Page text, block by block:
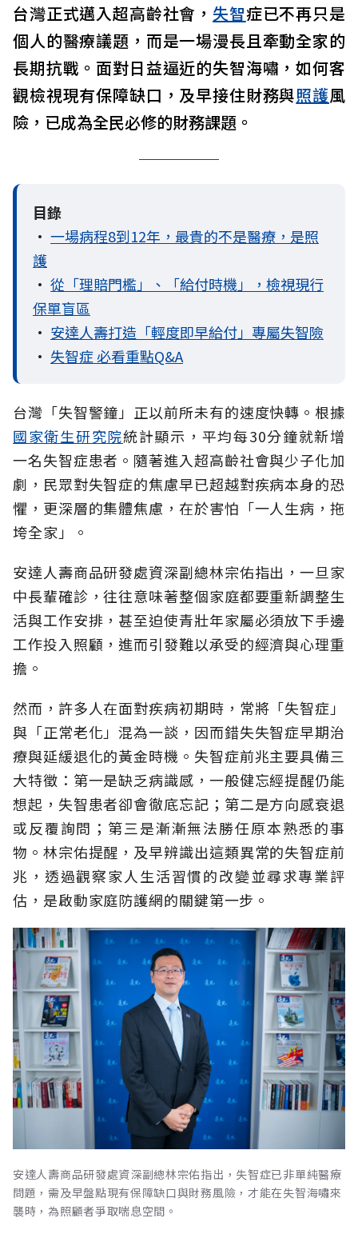
台灣正式邁入超高齡社會， 失智症已不再只是
個人的醫療議題，而是一場漫長且牽動全家的
長期抗戰。面對日益逼近的失智海嘯，如何客
觀檢視現有保障缺口，及早接住財務與照護風
險，已成為全民必修的財務課題。
目錄
• 一場病程8到12年，最貴的不是醫療，是照
護
• 從「理賠門檻」、「給付時機」，檢視現行
保單盲區
• 安達人壽打造「輕度即早給付」專屬失智險
• 失智症 必看重點Q&A
台灣「失智警鐘」正以前所未有的速度快轉。根據
國家衛生研究院統計顯示，平均每30分鐘就新增
一名失智症患者。隨著進入超高齡社會與少子化加
劇，民眾對失智症的焦慮早已超越對疾病本身的恐
懼，更深層的集體焦慮，在於害怕「一人生病，拖
垮全家」。
安達人壽商品研發處資深副總林宗佑指出，一旦家
中長輩確診，往往意味著整個家庭都要重新調整生
活與工作安排，甚至迫使青壯年家屬必須放下手邊
工作投入照顧，進而引發難以承受的經濟與心理重
擔。
然而，許多人在面對疾病初期時，常將「失智症」
與「正常老化」混為一談，因而錯失失智症早期治
療與延緩退化的黃金時機。失智症前兆主要具備三
大特徵：第一是缺乏病識感，一般健忘經提醒仍能
想起，失智患者卻會徹底忘記；第二是方向感衰退
或反覆詢問；第三是漸漸無法勝任原本熟悉的事
物。林宗佑提醒，及早辨識出這類異常的失智症前
兆，透過觀察家人生活習慣的改變並尋求專業評
估，是啟動家庭防護網的關鍵第一步。
安達人壽商品研發處資深副總林宗佑指出，失智症已非單純醫療
問題，需及早盤點現有保障缺口與財務風險，才能在失智海嘯來
襲時，為照顧者爭取喘息空間。